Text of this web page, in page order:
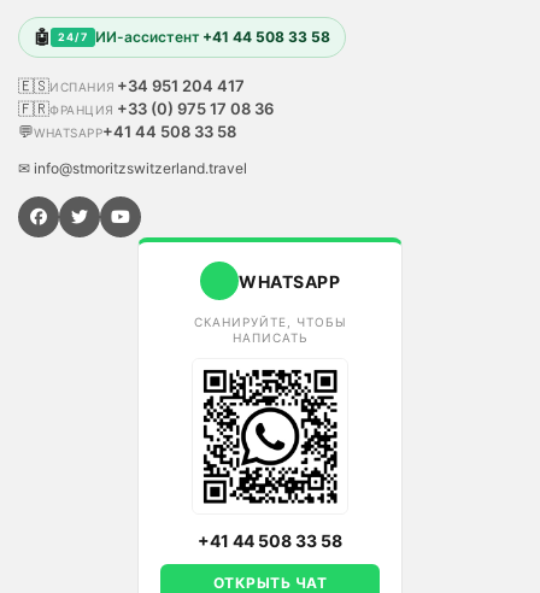
🤖 24/7 ИИ-ассистент +41 44 508 33 58
🇪🇸ИСПАНИЯ +34 951 204 417
🇫🇷ФРАНЦИЯ +33 (0) 975 17 08 36
💬WHATSAPP+41 44 508 33 58
✉ info@stmoritzswitzerland.travel
WHATSAPP
СКАНИРУЙТЕ, ЧТОБЫ
НАПИСАТЬ
+41 44 508 33 58
ОТКРЫТЬ ЧАТ